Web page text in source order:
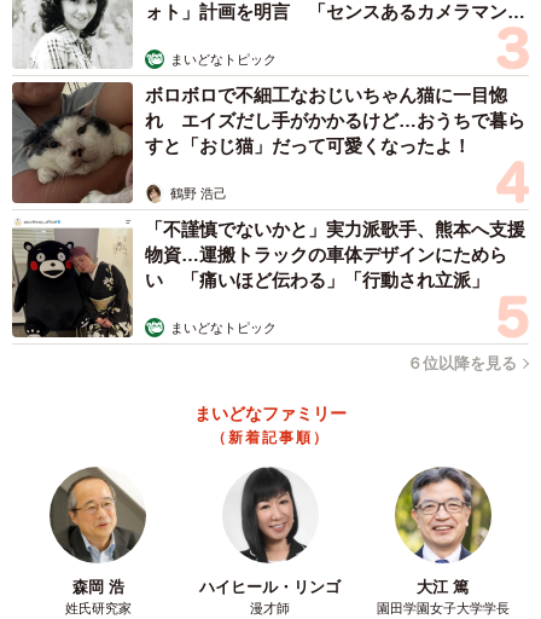
ォト」計画を明言 「センスあるカメラマン求
まいどなトピック
ボロボロで不細工なおじいちゃん猫に一目惚
れ エイズだし手がかかるけど…おうちで暮ら
すと「おじ猫」だって可愛くなったよ！
鶴野 浩己
「不謹慎でないかと」実力派歌手、熊本へ支援
物資…運搬トラックの車体デザインにためら
い 「痛いほど伝わる」「行動され立派」
まいどなトピック
６位以降を見る
まいどなファミリー
（新着記事順）
森岡 浩
姓氏研究家
ハイヒール・リンゴ
漫才師
大江 篤
園田学園女子大学学長